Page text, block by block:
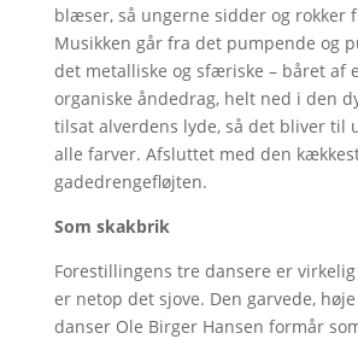
blæser, så ungerne sidder og rokker
Musikken går fra det pumpende og
det metalliske og sfæriske – båret af
organiske åndedrag, helt ned i den
tilsat alverdens lyde, så det bliver til
alle farver. Afsluttet med den
gadedrengefløjten.
Som skakbrik
Forestillingens tre dansere er
er netop det sjove. Den garvede,
danser Ole Birger Hansen formår